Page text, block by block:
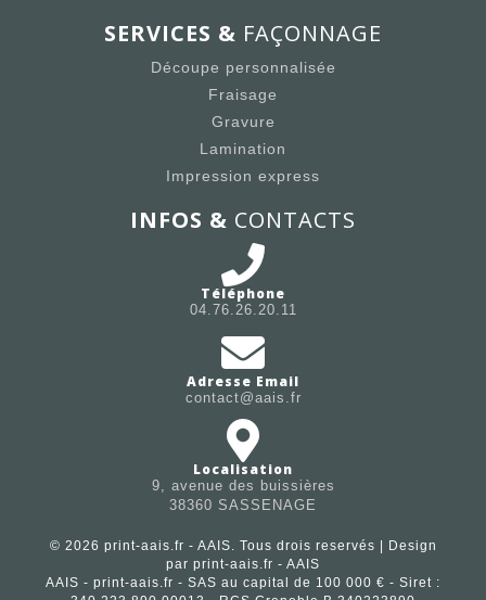
SERVICES & FAÇONNAGE
Découpe personnalisée
Fraisage
Gravure
Lamination
Impression express
INFOS & CONTACTS
Téléphone
04.76.26.20.11
Adresse Email
contact@aais.fr
Localisation
9, avenue des buissières
38360 SASSENAGE
© 2026 print-aais.fr - AAIS. Tous drois reservés | Design
par print-aais.fr - AAIS
AAIS - print-aais.fr - SAS au capital de 100 000 € - Siret :